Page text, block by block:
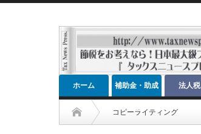
ホーム 補助金・助成
金
法人税
コピーライティング